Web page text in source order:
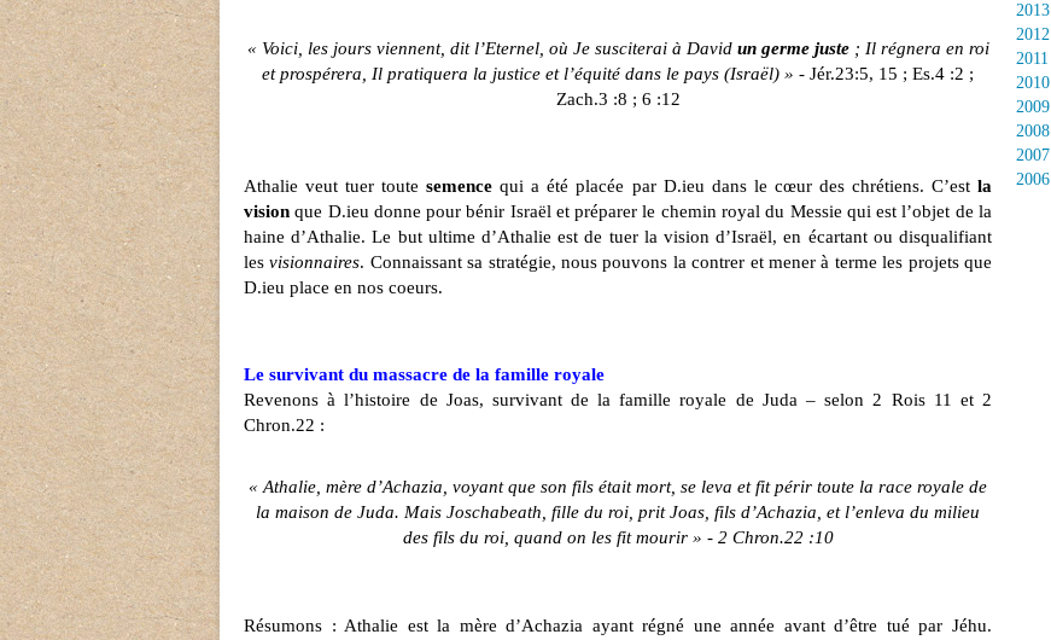
« Voici, les jours viennent, dit l’Eternel, où Je susciterai à David un germe juste; Il régnera en roi
et prospérera, Il pratiquera la justice et l’équité dans le pays (Israël) » - Jér.23:5, 15 ; Es.4 :2 ;
Zach.3 :8 ; 6 :12
Athalie veut tuer toutesemence qui a été placée par D.ieu dans le cœur des chrétiens. C’estla
vision que D.ieu donne pour bénir Israël et préparer le chemin royal du Messie qui est l’objet de la
haine d’Athalie. Le but ultime d’Athalie est de tuer la vision d’Israël, en écartant ou disqualifiant
lesvisionnaires. Connaissant sa stratégie, nous pouvons la contrer et mener à terme les projets que
D.ieu place en nos coeurs.
Le survivant du massacre de la famille royale
Revenons à l’histoire de Joas, survivant de la famille royale de Juda – selon 2 Rois 11 et 2
Chron.22 :
« Athalie, mère d’Achazia, voyant que son fils était mort, se leva et fit périr toute la race royale de
la maison de Juda. Mais Joschabeath, fille du roi, prit Joas, fils d’Achazia, et l’enleva du milieu
des fils du roi, quand on les fit mourir » - 2 Chron.22 :10
Résumons : Athalie est la mère d’Achazia ayant régné une année avant d’être tué par Jéhu.
2013
2012
2011
2010
2009
2008
2007
2006